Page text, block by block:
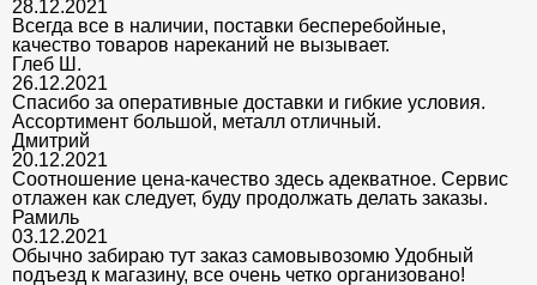
28.12.2021
Всегда все в наличии, поставки бесперебойные,
качество товаров нареканий не вызывает.
Глеб Ш.
26.12.2021
Спасибо за оперативные доставки и гибкие условия.
Ассортимент большой, металл отличный.
Дмитрий
20.12.2021
Соотношение цена-качество здесь адекватное. Сервис
отлажен как следует, буду продолжать делать заказы.
Рамиль
03.12.2021
Обычно забираю тут заказ самовывозомю Удобный
подъезд к магазину, все очень четко организовано!